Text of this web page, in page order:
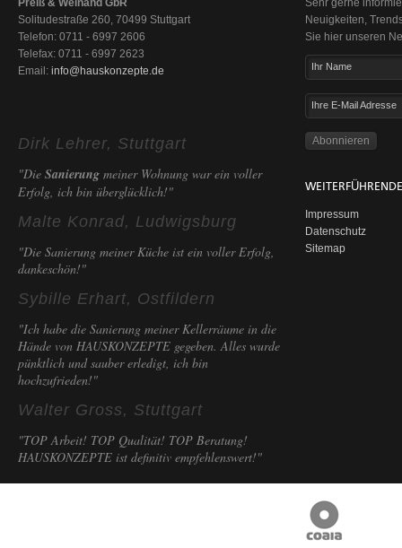
Preiß & Weinand GbR
Solitudestraße 260, 70499 Stuttgart
Telefon: 0711 - 6997 2606
Telefax: 0711 - 6997 2623
Email: info@hauskonzepte.de
Dirk Lehrer, Stuttgart
"Die Sanierung meiner Wohnung war ein voller
Erfolg, ich bin überglücklich!"
Malte Konrad, Ludwigsburg
"Die Sanierung meiner Küche ist ein voller Erfolg,
dankeschön!"
Sybille Erhart, Ostfildern
"Ich habe die Sanierung meiner Kellerräume in die
Hände von HAUSKONZEPTE gegeben. Alles wurde
pünktlich und sauber erledigt, ich bin
hochzufrieden!"
Walter Gross, Stuttgart
"TOP Arbeit! TOP Qualität! TOP Beratung!
HAUSKONZEPTE ist definitiv empfehlenswert!"
Sehr gerne
Neuigkeiten,
Sie hier unseren
Ihr Name
Ihre E-Mail Adresse
Impressum
Datenschutz
Sitemap